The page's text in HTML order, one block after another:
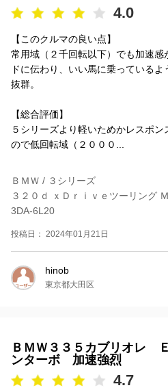
4.0
【このクルマの良い点】
常用域（２千回転以下）でも加速
ドに伝わり、いい馬に乗っている
抜群。
【総合評価】
５シリーズより軽いためかレスポ
ので低回転域（２０００...
ＢＭＷ / ３シリーズ
３２０ｄ ｘＤｒｉｖｅツーリング
3DA-6L20
投稿日： 2024年01月21日
hinob
東京都大田区
ＢＭＷ３３５カブリオレ
ンターボ 加速強烈
4.7